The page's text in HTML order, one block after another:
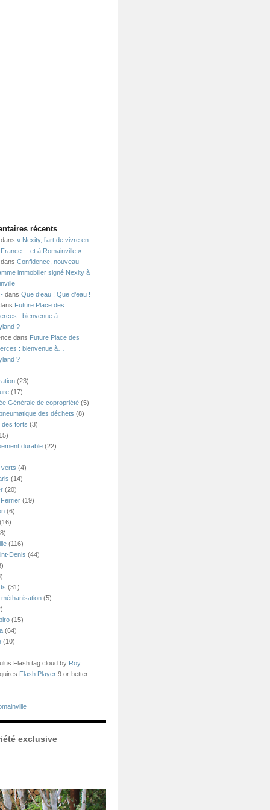
récents
« Nexity, l’art de vivre en
et à Romainville »
Confidence, nouveau
immobilier signé Nexity à
dansQue d’eau ! Que d’eau !
Future Place des
: bienvenue à…
?
dans Future Place des
: bienvenue à…
?
(23)
(17)
Générale de copropriété (5)
des déchets (8)
des forts (3)
durable (22)
(4)
(14)
(20)
(19)
(6)
(116)
Denis (44)
(31)
(5)
(15)
(64)
(10)
Flash tag cloud by Roy
Flash Player 9 or better.
exclusive